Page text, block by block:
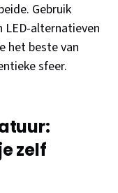
Gebruik
LED-alternatieven
het beste van
sfeer.
zelf